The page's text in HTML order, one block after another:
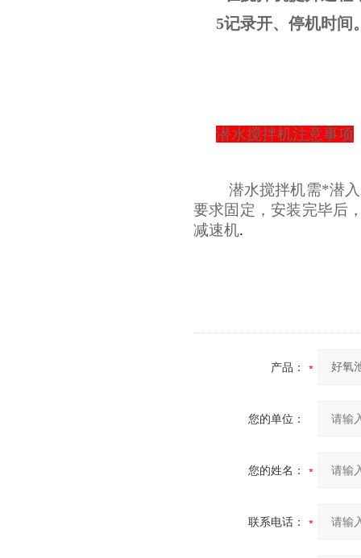
5记录开、停机时间
潜水搅拌机注意事项
潜水搅拌机需*潜
要求固定，安装完毕后
减速机.
产品：
您的单位：
您的姓名：
联系电话：